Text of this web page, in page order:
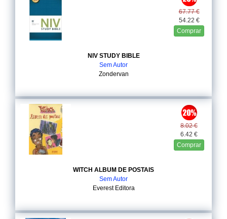
67.77 €
54.22 €
Comprar
NIV STUDY BIBLE
Sem Autor
Zondervan
8.02 €
6.42 €
Comprar
WITCH ALBUM DE POSTAIS
Sem Autor
Everest Editora